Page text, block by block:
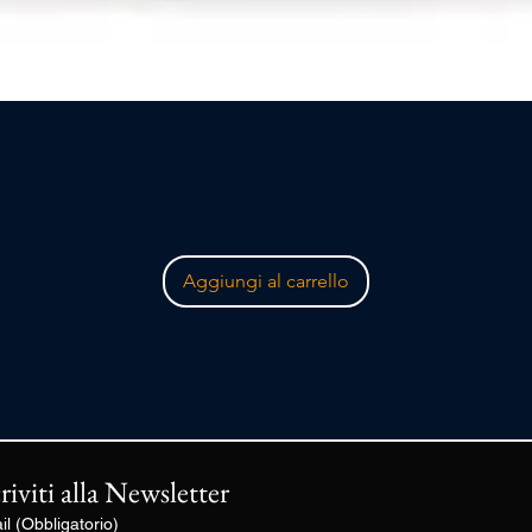
Aggiungi al carrello
alla Newsletter
(Obbligatorio)